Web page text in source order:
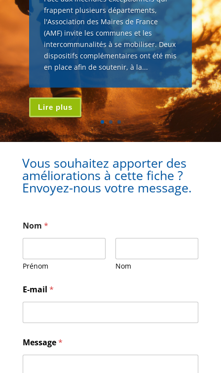
frappent plusieurs départements,
l'Association des Maires de France
(AMF) invite les communes et les
intercommunalités à se mobiliser. Deux
dispositifs complémentaires ont été mis
en place afin de soutenir, à la...
Lire plus
Vous souhaitez apporter des
améliorations à cette fiche ?
Envoyez-nous votre message.
Nom *
Prénom Nom
o
m
-
a
i
l
E-mail *
Message*